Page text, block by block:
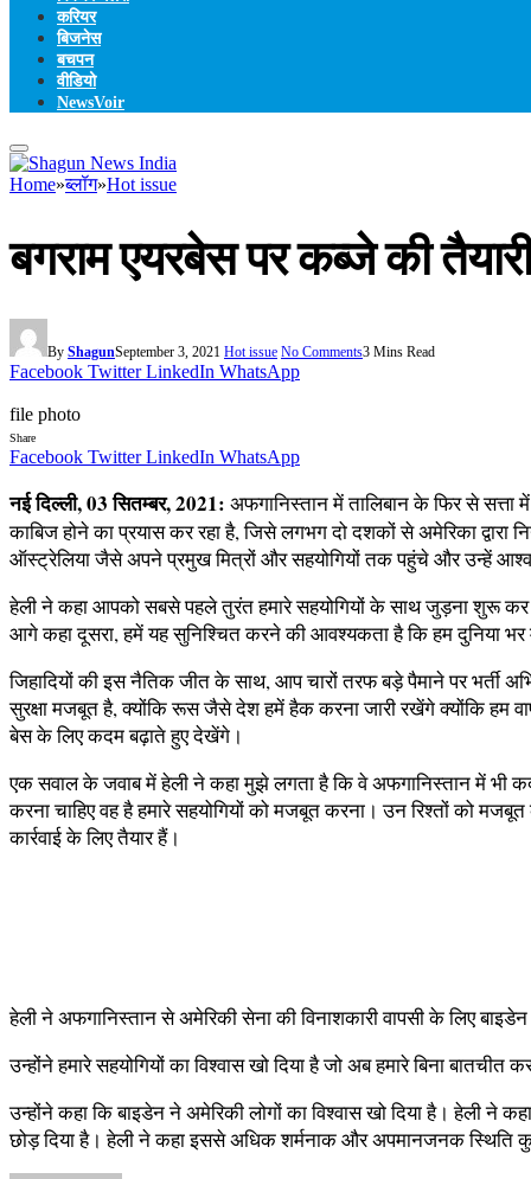
करियर
बिजनेस
बचपन
वीडियो
NewsVoir
Home»ब्लॉग»Hot issue
बगराम एयरबेस पर कब्जे की
By ShagunSeptember 3, 2021 Hot issue No Comments3 Mins Read
Facebook Twitter LinkedIn WhatsApp
file photo
Share
Facebook Twitter LinkedIn WhatsApp
नई दिल्ली, 03 सितम्बर, 2021: अफगानिस्तान में तालिबान के फिर से
काबिज होने का प्रयास कर रहा है, जिसे लगभग दो दशकों से अमेरिका द्वारा
ऑस्ट्रेलिया जैसे अपने प्रमुख मित्रों और सहयोगियों तक पहुंचे और उन्हें
हेली ने कहा आपको सबसे पहले तुरंत हमारे सहयोगियों के साथ जुड़ना शुरू कर
आगे कहा दूसरा, हमें यह सुनिश्चित करने की आवश्यकता है कि हम दुनिया भर
जिहादियों की इस नैतिक जीत के साथ, आप चारों तरफ बड़े पैमाने पर भर्ती
सुरक्षा मजबूत है, क्योंकि रूस जैसे देश हमें हैक करना जारी रखेंगे क्योंकि हम
बेस के लिए कदम बढ़ाते हुए देखेंगे।
एक सवाल के जवाब में हेली ने कहा मुझे लगता है कि वे अफगानिस्तान में भी
करना चाहिए वह है हमारे सहयोगियों को मजबूत करना। उन रिश्तों को
कार्रवाई के लिए तैयार हैं।
हेली ने अफगानिस्तान से अमेरिकी सेना की विनाशकारी वापसी के लिए
उन्होंने हमारे सहयोगियों का विश्वास खो दिया है जो अब हमारे बिना
उन्होंने कहा कि बाइडेन ने अमेरिकी लोगों का विश्वास खो दिया है। हेली ने
छोड़ दिया है। हेली ने कहा इससे अधिक शर्मनाक और अपमानजनक स्थिति